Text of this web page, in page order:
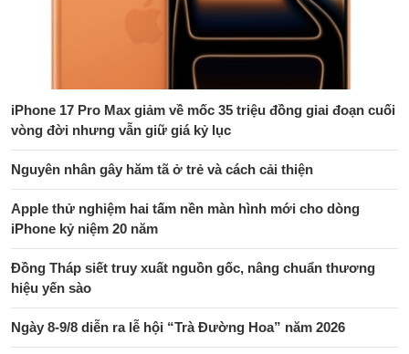
iPhone 17 Pro Max giảm về mốc 35 triệu đồng giai đoạn cuối
vòng đời nhưng vẫn giữ giá kỷ lục
Nguyên nhân gây hăm tã ở trẻ và cách cải thiện
Apple thử nghiệm hai tấm nền màn hình mới cho dòng
iPhone kỷ niệm 20 năm
Đồng Tháp siết truy xuất nguồn gốc, nâng chuẩn thương
hiệu yến sào
Ngày 8-9/8 diễn ra lễ hội “Trà Đường Hoa” năm 2026